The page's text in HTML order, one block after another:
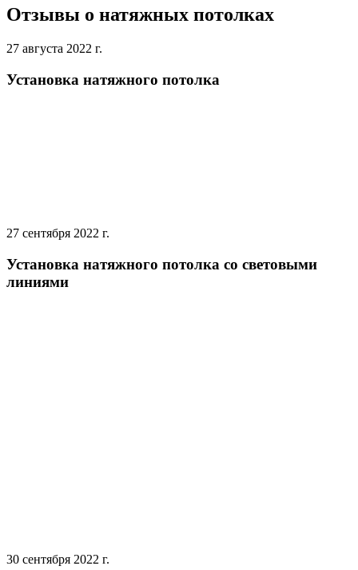
Отзывы о натяжных потолках
27 августа 2022 г.
Установка натяжного потолка
27 сентября 2022 г.
Установка натяжного потолка со световыми
линиями
30 сентября 2022 г.